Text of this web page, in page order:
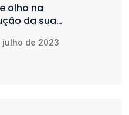
olho na
da sua
julho de 2023